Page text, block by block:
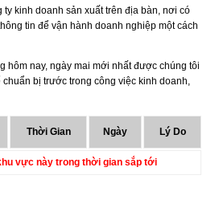
kinh doanh sản xuất trên địa bàn, nơi có
tin để vận hành doanh nghiệp một cách
hôm nay, ngày mai mới nhất được chúng tôi
bị trước trong công việc kinh doanh,
Thời Gian Ngày Lý Do
vực này trong thời gian sắp tới